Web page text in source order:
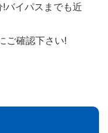
バイパスまでも近
ご確認下さい!